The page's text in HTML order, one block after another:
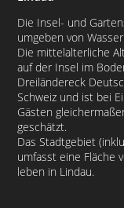
Die Insel- und
umgeben von
Die mittelalterliche
auf der Insel im
Dreiländereck
Schweiz und ist bei
Gästen
geschätzt.
Das Stadtgebiet
umfasst eine Fläche
leben in Lindau.